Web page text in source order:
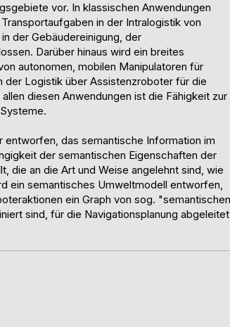
vor. In klassischen Anwendungen
in der Intralogistik von
der Gebäudereinigung, der
Darüber hinaus wird ein breites
autonomen, mobilen Manipulatoren für
der Logistik über Assistenzroboter für die
diesen Anwendungen ist die Fähigkeit zur
das semantische Information im
der semantischen Eigenschaften der
die an die Art und Weise angelehnt sind, wie
ein semantisches Umweltmodell entworfen,
ein Graph von sog. "semantischen
sind, für die Navigationsplanung abgeleitet